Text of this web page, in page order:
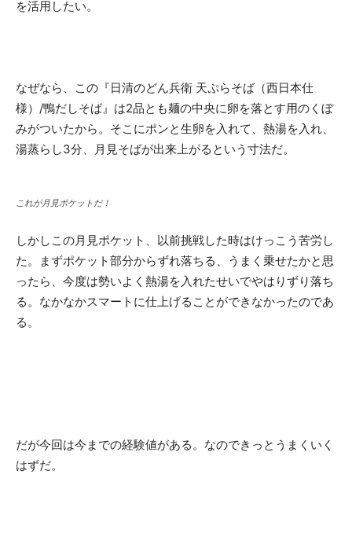
を活用したい。
なぜなら、この『日清のどん兵衛 天ぷらそば（西日本仕
様）/鴨だしそば』は2品とも麺の中央に卵を落とす用のくぼ
みがついたから。そこにポンと生卵を入れて、熱湯を入れ、
湯蒸らし3分、月見そばが出来上がるという寸法だ。
これが月見ポケットだ！
しかしこの月見ポケット、以前挑戦した時はけっこう苦労し
た。まずポケット部分からずれ落ちる、うまく乗せたかと思
ったら、今度は勢いよく熱湯を入れたせいでやはりずり落ち
る。なかなかスマートに仕上げることができなかったのであ
る。
だが今回は今までの経験値がある。なのできっとうまくいく
はずだ。